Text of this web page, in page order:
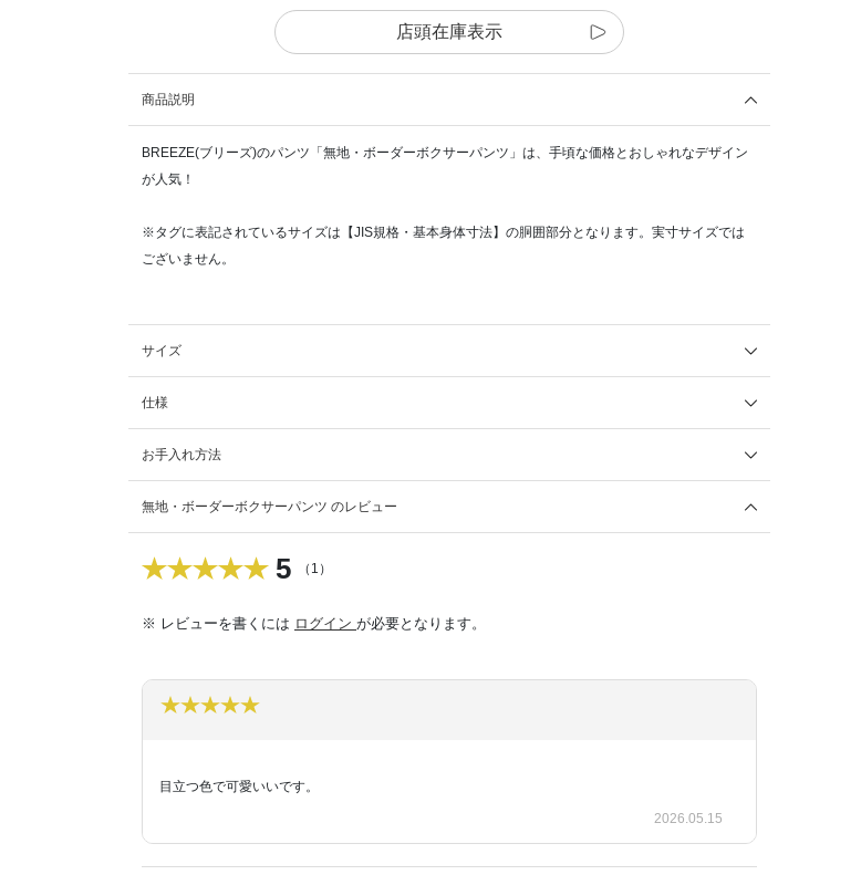
店頭在庫表示
商品説明
BREEZE(ブリーズ)のパンツ「無地・ボーダーボクサーパンツ」は、手頃な価格とおしゃれなデザイン
が人気！
※タグに表記されているサイズは【JIS規格・基本身体寸法】の胴囲部分となります。実寸サイズでは
ございません。
サイズ
仕様
お手入れ方法
無地・ボーダーボクサーパンツ のレビュー
5 （1）
※ レビューを書くには ログイン が必要となります。
目立つ色で可愛いいです。
2026.05.15